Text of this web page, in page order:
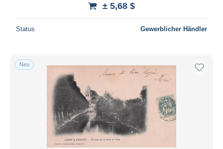
± 5,68 $
Status Gewerblicher Händler
Neu